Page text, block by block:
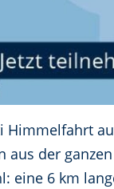
Himmelfahrt
der
eine 6 km